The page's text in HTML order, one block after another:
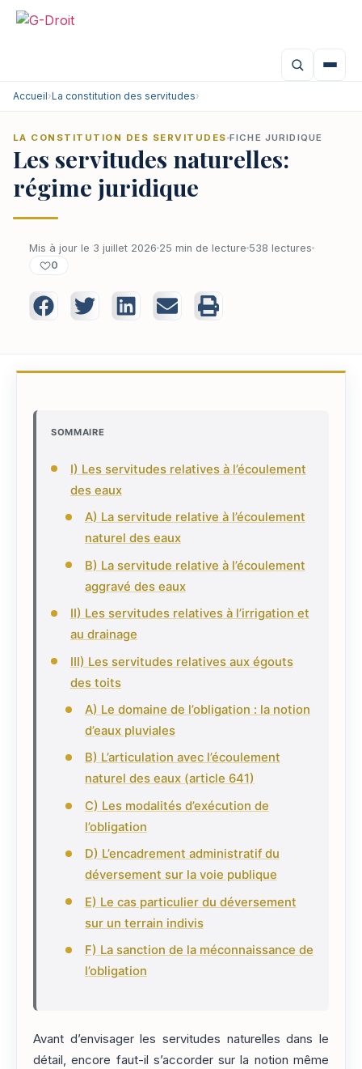
Accueil›La constitution des servitudes›
LA CONSTITUTION DES SERVITUDES FICHE JURIDIQUE
Les servitudes naturelles:
régime juridique
Mis à jour le 3 juillet 2026 25 min de lecture 538 lectures
0
SOMMAIRE
I) Les servitudes relatives à l’écoulement
des eaux
A) La servitude relative à l’écoulement
naturel des eaux
B) La servitude relative à l’écoulement
aggravé des eaux
II) Les servitudes relatives à l’irrigation et
au drainage
III) Les servitudes relatives aux égouts
des toits
A) Le domaine de l’obligation : la notion
d’eaux pluviales
B) L’articulation avec l’écoulement
naturel des eaux (article 641)
C) Les modalités d’exécution de
l’obligation
D) L’encadrement administratif du
déversement sur la voie publique
E) Le cas particulier du déversement
sur un terrain indivis
F) La sanction de la méconnaissance de
l’obligation
Avant d’envisager les servitudes naturelles dans le
détail, encore faut-il s’accorder sur la notion même